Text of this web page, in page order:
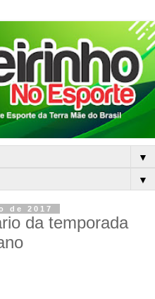
▼
▼
de 2017
da temporada